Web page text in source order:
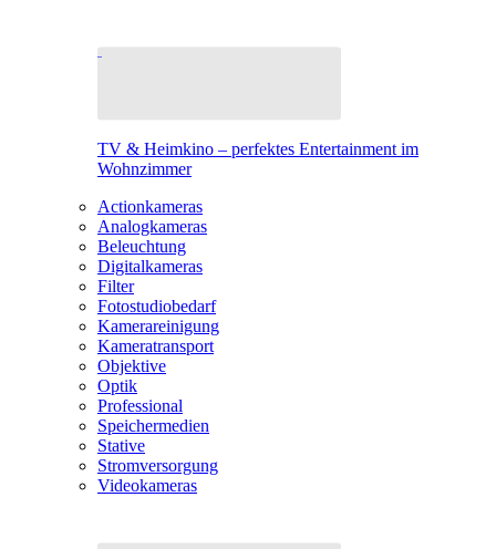
TV & Heimkino – perfektes Entertainment im
Wohnzimmer
Actionkameras
Analogkameras
Beleuchtung
Digitalkameras
Filter
Fotostudiobedarf
Kamerareinigung
Kameratransport
Objektive
Optik
Professional
Speichermedien
Stative
Stromversorgung
Videokameras